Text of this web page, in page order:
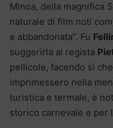
Minoa, della magnifica
naturale di film noti
e abbandonata”. Fu
suggerirla al regista
pellicole, facendo sì
imprimessero nella
turistica e termale, è
storico carnevale e per